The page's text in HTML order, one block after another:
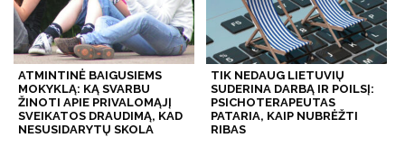
ATMINTINĖ BAIGUSIEMS
MOKYKLĄ: KĄ SVARBU
ŽINOTI APIE PRIVALOMĄJĮ
SVEIKATOS DRAUDIMĄ, KAD
NESUSIDARYTŲ SKOLA
TIK NEDAUG LIETUVIŲ
SUDERINA DARBĄ IR POILSĮ:
PSICHOTERAPEUTAS
PATARIA, KAIP NUBRĖŽTI
RIBAS